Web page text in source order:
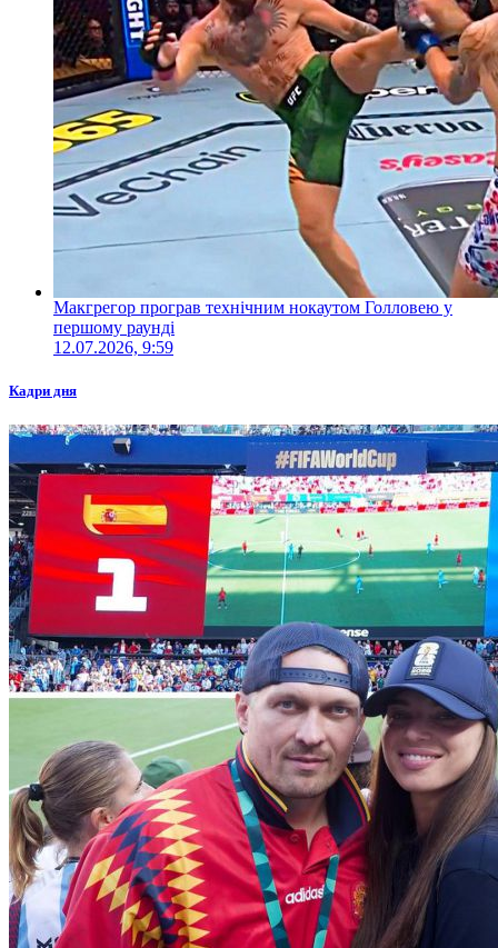
Макгрегор програв технічним нокаутом Голловею у
першому раунді
12.07.2026, 9:59
Кадри дня